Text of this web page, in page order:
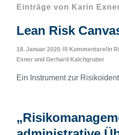
Einträge von Karin
Lean Risk
18. Januar 2020 /0 Kommentare/in
Exnerund Gerhard Kalchgruber
Ein Instrument zur